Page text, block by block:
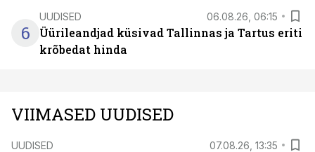
6
UUDISED 06.08.26, 06:15
Üürileandjad küsivad Tallinnas ja Tartus eriti
krõbedat hinda
VIIMASED UUDISED
UUDISED 07.08.26, 13:35